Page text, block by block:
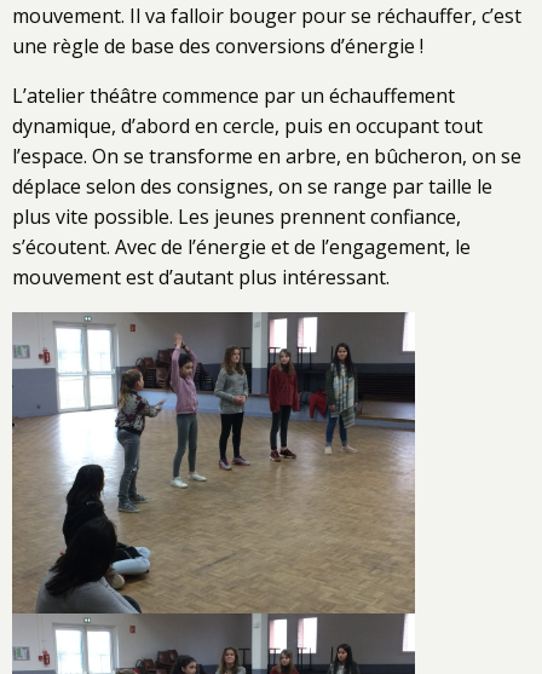
mouvement. Il va falloir bouger pour se réchauffer, c’est
une règle de base des conversions d’énergie !
L’atelier théâtre commence par un échauffement
dynamique, d’abord en cercle, puis en occupant tout
l’espace. On se transforme en arbre, en bûcheron, on se
déplace selon des consignes, on se range par taille le
plus vite possible. Les jeunes prennent confiance,
s’écoutent. Avec de l’énergie et de l’engagement, le
mouvement est d’autant plus intéressant.